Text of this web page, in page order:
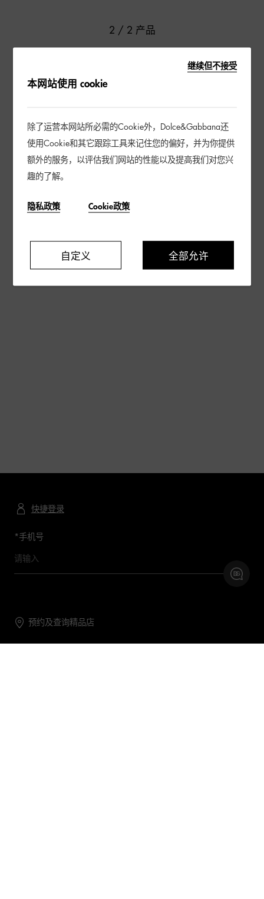
2 / 2 产品
快捷登录
*手机号
预约及查询精品店
继续但不接受
本网站使用 cookie
除了运营本网站所必需的Cookie外，Dolce&Gabbana还
使用Cookie和其它跟踪工具来记住您的偏好，并为你提供
额外的服务，以评估我们网站的性能以及提高我们对您兴
趣的了解。
隐私政策 Cookie政策
自定义 全部允许